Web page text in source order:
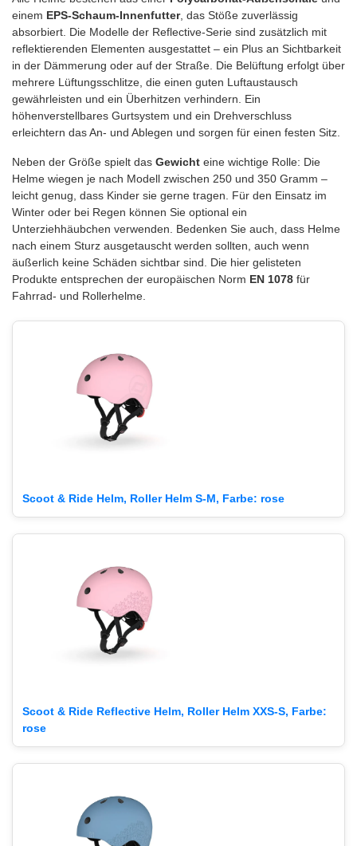
einem EPS-Schaum-Innenfutter, das Stöße zuverlässig
absorbiert. Die Modelle der Reflective-Serie sind zusätzlich mit
reflektierenden Elementen ausgestattet – ein Plus an Sichtbarkeit
in der Dämmerung oder auf der Straße. Die Belüftung erfolgt über
mehrere Lüftungsschlitze, die einen guten Luftaustausch
gewährleisten und ein Überhitzen verhindern. Ein
höhenverstellbares Gurtsystem und ein Drehverschluss
erleichtern das An- und Ablegen und sorgen für einen festen Sitz.
Neben der Größe spielt das Gewicht eine wichtige Rolle: Die
Helme wiegen je nach Modell zwischen 250 und 350 Gramm –
leicht genug, dass Kinder sie gerne tragen. Für den Einsatz im
Winter oder bei Regen können Sie optional ein
Unterziehhäubchen verwenden. Bedenken Sie auch, dass Helme
nach einem Sturz ausgetauscht werden sollten, auch wenn
äußerlich keine Schäden sichtbar sind. Die hier gelisteten
Produkte entsprechen der europäischen Norm EN 1078 für
Fahrrad- und Rollerhelme.
Scoot & Ride Helm, Roller Helm S-M, Farbe: rose
Scoot & Ride Reflective Helm, Roller Helm XXS-S, Farbe:
rose